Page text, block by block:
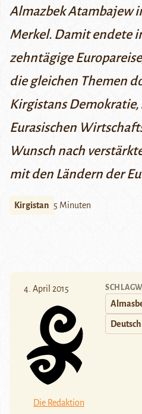
Almazbek Atambajew
Merkel. Damit endete
zehntägige
die gleichen Themen
Kirgistans
Eurasischen
Wunsch nach
mit den Ländern der
Kirgistan 5 Minuten
4. April 2015
Die Redaktion